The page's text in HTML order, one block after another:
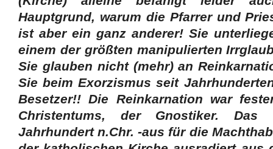
Hauptgrund, warum die Pfarrer und
ist aber ein ganz anderer! Sie
einem der größten manipulierten
Sie glauben nicht (mehr) an
Sie beim Exorzismus seit
Besetzer!! Die Reinkarnation war
Christentums, der Gnostiker.
Jahrhundert n.Chr. -aus für die